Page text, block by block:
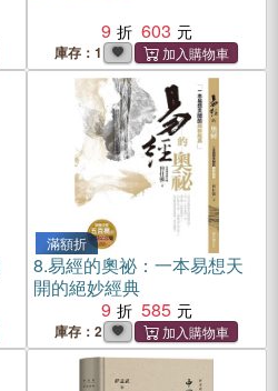
9
603
庫存：1
滿額折
8.易經的奧祕：一本易想天
開的絕妙經典
9
585
庫存：2